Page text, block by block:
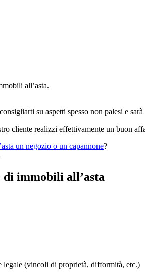
all’asta.
su aspetti spesso non palesi e
cliente realizzi effettivamente un buon
un negozio o un capannone?
di immobili all’asta
legale (vincoli di proprietà, difformità, etc.)